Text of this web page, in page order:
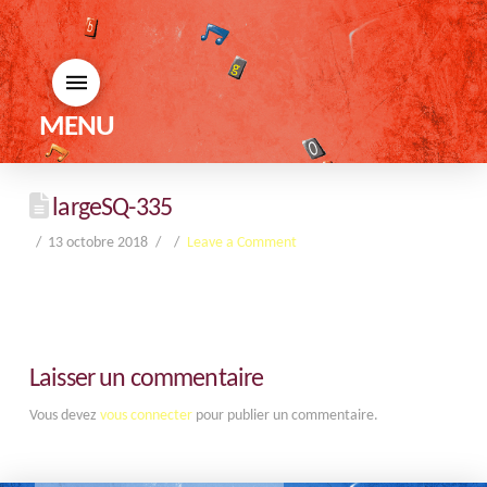
MENU
largeSQ-335
13 octobre 2018 Leave a Comment
Laisser un commentaire
Vous devez vous connecterpour publier un commentaire.